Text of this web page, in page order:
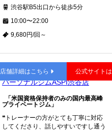
渋谷駅B5出口から徒歩5分
10:00〜22:00
9,680円/回～
渋谷
パーソナルジムASPI渋谷店
「米国資格保持者のみの国内最高峰
プライベートジム」
❝トレーナーの方がとても丁寧に対応
してくださり、話しやすいですし通う
店舗詳細はこちら 公式サイト